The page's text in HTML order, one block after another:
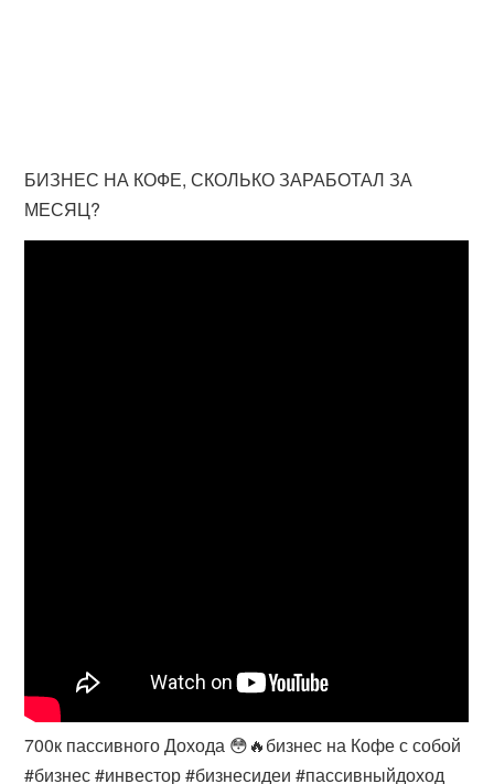
БИЗНЕС НА КОФЕ, СКОЛЬКО ЗАРАБОТАЛ ЗА
МЕСЯЦ?
700к пассивного Дохода 😳🔥бизнес на Кофе с собой
#бизнес #инвестор #бизнесидеи #пассивныйдоход